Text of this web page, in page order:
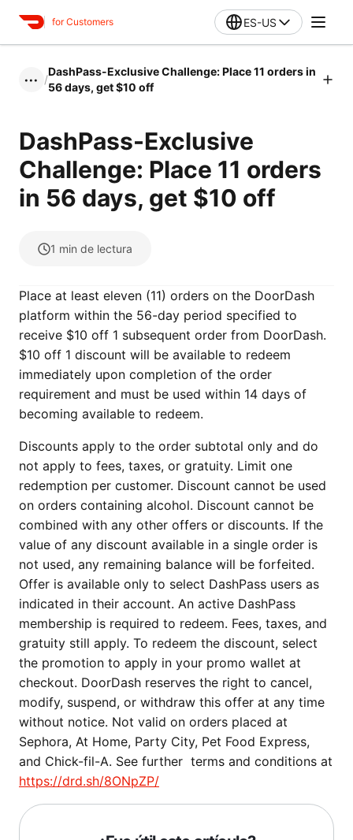
for Customers ES-US
••• /
DashPass-Exclusive Challenge: Place 11 orders in
56 days, get $10 off
DashPass-Exclusive
Challenge: Place 11 orders
in 56 days, get $10 off
1 min de lectura
Place at least eleven (11) orders on the DoorDash
platform within the 56-day period specified to
receive $10 off 1 subsequent order from DoorDash.
$10 off 1 discount will be available to redeem
immediately upon completion of the order
requirement and must be used within 14 days of
becoming available to redeem.
Discounts apply to the order subtotal only and do
not apply to fees, taxes, or gratuity. Limit one
redemption per customer. Discount cannot be used
on orders containing alcohol. Discount cannot be
combined with any other offers or discounts. If the
value of any discount available in a single order is
not used, any remaining balance will be forfeited.
Offer is available only to select DashPass users as
indicated in their account. An active DashPass
membership is required to redeem. Fees, taxes, and
gratuity still apply. To redeem the discount, select
the promotion to apply in your promo wallet at
checkout. DoorDash reserves the right to cancel,
modify, suspend, or withdraw this offer at any time
without notice. Not valid on orders placed at
Sephora, At Home, Party City, Pet Food Express,
and Chick-fil-A. See further terms and conditions at
https://drd.sh/8ONpZP/